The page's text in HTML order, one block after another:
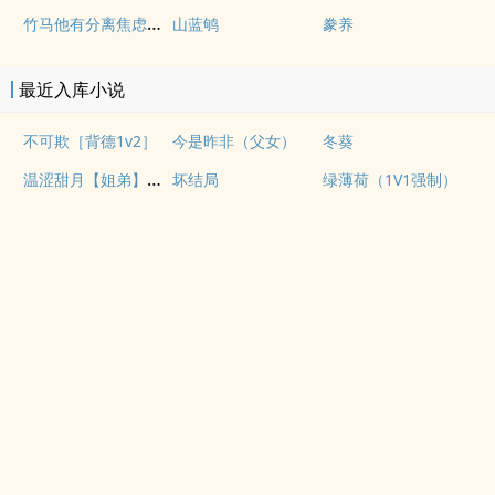
竹马他有分离焦虑（1v1） 山蓝鸲 豢养
最近入库小说
不可欺［背德1v2］ 今是昨非（父女） 冬葵
温涩甜月【姐弟】【1v1】 坏结局 绿薄荷（1V1强制）